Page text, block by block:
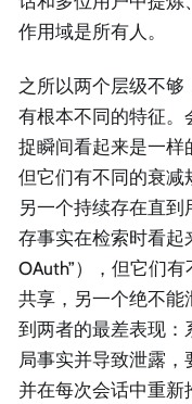
作用域是所有人。
之所以两个层级不
有根本不同的特征。
捉瞬间看起来是一样
但它们有不同的衰减
另一个持续存在直
存事实在检索时看起
OAuth”），但它们
共享，另一个绝不能
到两者的最差表现：
局事实并导致泄露
并在每次会话中重新